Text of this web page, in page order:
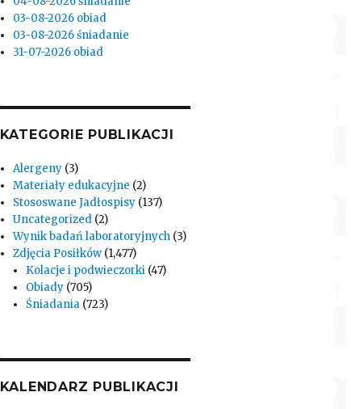
03-08-2026 obiad
03-08-2026 śniadanie
31-07-2026 obiad
KATEGORIE PUBLIKACJI
Alergeny(3)
Materiały edukacyjne (2)
Stososwane Jadłospisy(137)
Uncategorized(2)
Wynik badań laboratoryjnych(3)
Zdjęcia Posiłków(1,477)
Kolacje i podwieczorki (47)
Obiady (705)
Śniadania (723)
KALENDARZ PUBLIKACJI